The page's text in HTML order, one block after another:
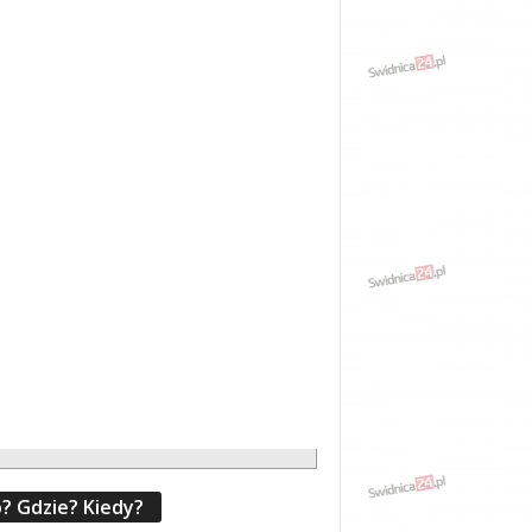
Gdzie? Kiedy?